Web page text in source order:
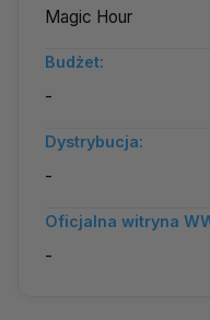
Magic Hour
Budżet:
-
Dystrybucja:
-
Oficjalna witryna
-